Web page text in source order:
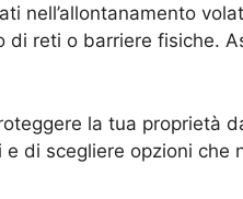
nell’allontanamento
di reti o barriere fisiche.
la tua proprietà
di scegliere opzioni che